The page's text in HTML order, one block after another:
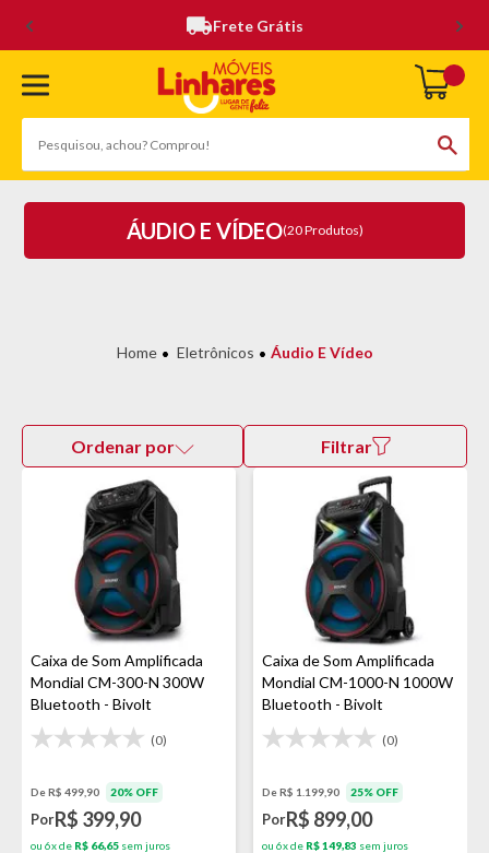
Frete Grátis
ÁUDIO E VÍDEO(20 Produtos)
Eletrônicos Áudio E Vídeo
Ordenar por Filtrar
Caixa de Som Amplificada
Mondial CM-300-N 300W
Bluetooth - Bivolt
(0)
De R$ 499,90 20% OFF
PorR$ 399,90
ou 6x de R$ 66,65 sem juros
Caixa de Som Amplificada
Mondial CM-1000-N 1000W
Bluetooth - Bivolt
(0)
De R$ 1.199,90 25% OFF
PorR$ 899,00
ou 6x de R$ 149,83 sem juros